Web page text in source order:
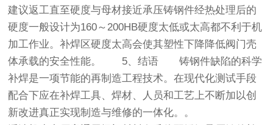
建议返工直至硬度与母材接近承压铸钢件经热处理后的
硬度一般设计为160～200HB硬度太低或太高都不利于机
加工作业。补焊区硬度太高会使其塑性下降降低阀门壳
体承载的安全性能。 5、结语 铸钢件缺陷的科学
补焊是一项节能的再制造工程技术。在现代化测试手段
配合下应在补焊工具、焊材、人员和工艺上不断加以创
新改进真正实现制造与维修的一体化。。